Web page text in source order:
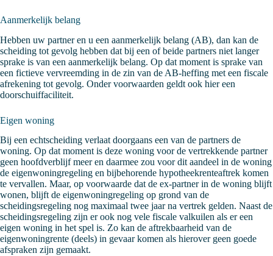
Aanmerkelijk belang
Hebben uw partner en u een aanmerkelijk belang (AB), dan kan de
scheiding tot gevolg hebben dat bij een of beide partners niet langer
sprake is van een aanmerkelijk belang. Op dat moment is sprake van
een fictieve vervreemding in de zin van de AB-heffing met een fiscale
afrekening tot gevolg. Onder voorwaarden geldt ook hier een
doorschuiffaciliteit.
Eigen woning
Bij een echtscheiding verlaat doorgaans een van de partners de
woning. Op dat moment is deze woning voor de vertrekkende partner
geen hoofdverblijf meer en daarmee zou voor dit aandeel in de woning
de eigenwoningregeling en bijbehorende hypotheekrenteaftrek komen
te vervallen. Maar, op voorwaarde dat de ex-partner in de woning blijft
wonen, blijft de eigenwoningregeling op grond van de
scheidingsregeling nog maximaal twee jaar na vertrek gelden. Naast de
scheidingsregeling zijn er ook nog vele fiscale valkuilen als er een
eigen woning in het spel is. Zo kan de aftrekbaarheid van de
eigenwoningrente (deels) in gevaar komen als hierover geen goede
afspraken zijn gemaakt.